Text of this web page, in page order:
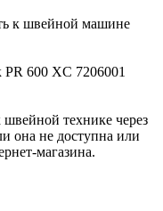
к швейной машине
600 XC 7206001
швейной технике через
она не доступна или
магазина.